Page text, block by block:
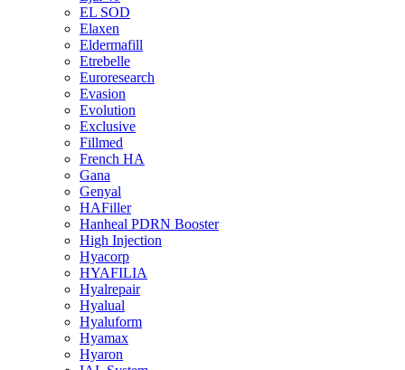
EL SOD
Elaxen
Eldermafill
Etrebelle
Euroresearch
Evasion
Evolution
Exclusive
Fillmed
French HA
Gana
Genyal
HAFiller
Hanheal PDRN Booster
High Injection
Hyacorp
HYAFILIA
Hyalrepair
Hyalual
Hyaluform
Hyamax
Hyaron